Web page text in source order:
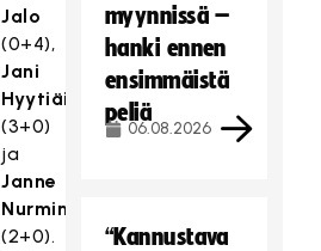
Jalo
(0+4),
Jani
Hyytiäinen
(3+0)
ja
Janne
Nurminen
(2+0).
myynnissä –
hanki ennen
ensimmäistä
peliä
06.08.2026
“Kannustava